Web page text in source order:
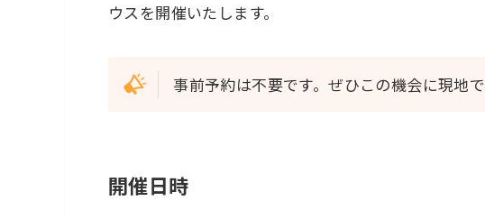
ウスを開催いたします。
事前予約は不要です。ぜひこの機会に現地
開催日時